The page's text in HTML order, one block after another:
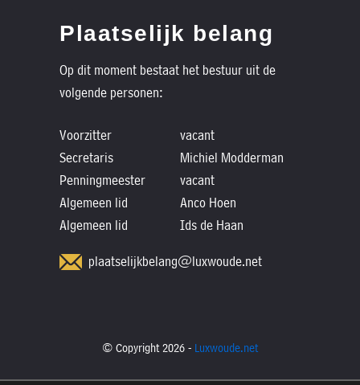
Plaatselijk belang
Op dit moment bestaat het bestuur uit de
volgende personen:
Voorzitter
vacant
Secretaris
Michiel Modderman
Penningmeester
vacant
Algemeen lid
Anco Hoen
Algemeen lid
Ids de Haan
plaatselijkbelang@luxwoude.net
© Copyright 2026 - Luxwoude.net